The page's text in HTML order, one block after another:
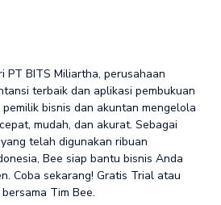
PT BITS Miliartha, perusahaan
terbaik dan aplikasi pembukuan
bisnis dan akuntan mengelola
mudah, dan akurat. Sebagai
telah digunakan ribuan
Bee siap bantu bisnis Anda
Coba sekarang! Gratis Trial atau
Tim Bee.